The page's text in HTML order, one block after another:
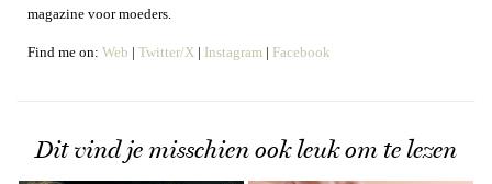
magazine voor moeders.
Find me on: Web | Twitter/X | Instagram | Facebook
Dit vind je misschien ook leuk om te lezen